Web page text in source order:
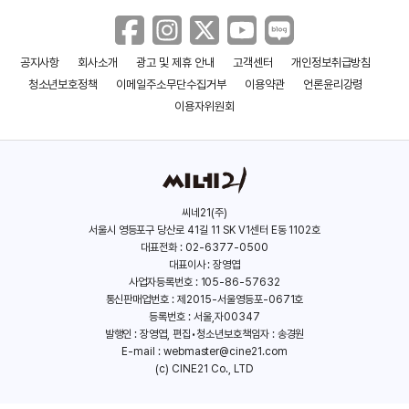
공지사항 회사소개 광고 및 제휴 안내 고객센터
개인정보취급방침
청소년보호정책
이메일주소무단수집거부 이용약관
언론윤리강령
이용자위원회
씨네21(주)
서울시 영등포구 당산로 41길 11 SK V1센터 E동 1102호
대표전화 : 02-6377-0500
대표이사 : 장영엽
사업자등록번호 : 105-86-57632
통신판매업번호 : 제2015-서울영등포-0671호
등록번호 : 서울,자00347
발행인 : 장영엽, 편집•청소년보호책임자 : 송경원
E-mail : webmaster@cine21.com
(c) CINE21 Co., LTD